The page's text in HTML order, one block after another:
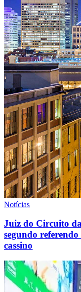
Notícias
Juiz do Circuito
segundo
cassino